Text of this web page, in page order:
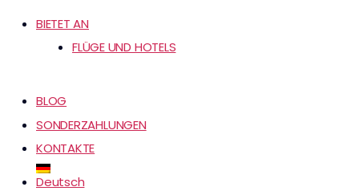
BIETET AN
FLÜGE UND HOTELS
BLOG
SONDERZAHLUNGEN
KONTAKTE
Deutsch